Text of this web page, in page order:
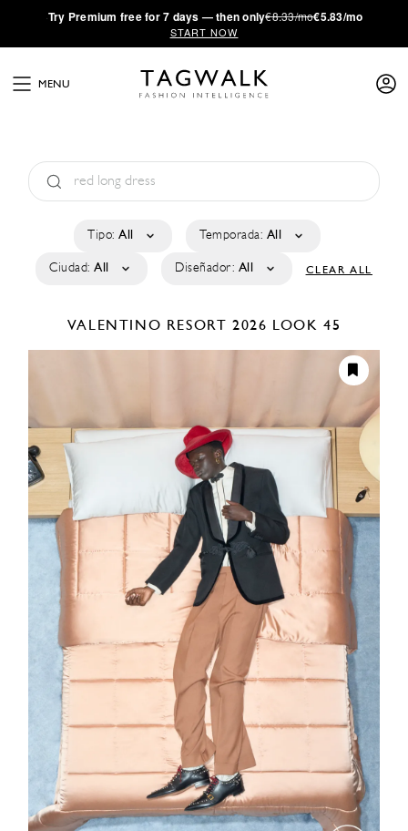
·Try Premium free for 7 days — then only€8.33/mo€5.83/mo
START NOW
MENU
Tipo: All Temporada: All
Ciudad: All Diseñador: All CLEAR ALL
VALENTINO RESORT 2026 LOOK 45